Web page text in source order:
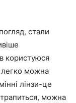
стали
користуюся
можна
лінзи-це
можна